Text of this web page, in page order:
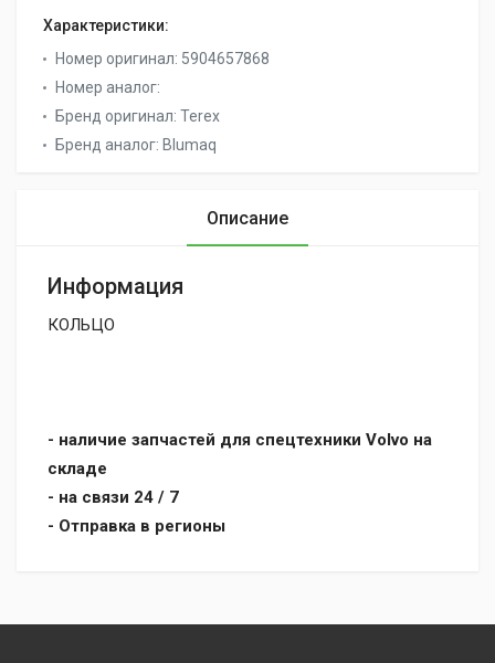
Характеристики:
Номер оригинал: 5904657868
Номер аналог:
Бренд оригинал: Terex
Бренд аналог: Blumaq
Описание
Информация
КОЛЬЦО
- наличие запчастей для спецтехники Volvo на
складе
- на связи 24 / 7
- Отправка в регионы